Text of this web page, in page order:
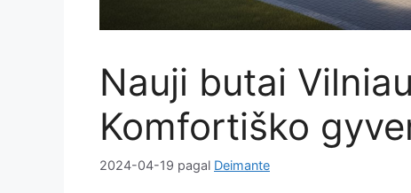
Nauji butai
Komfortiško
2024-04-19 pagal Deimante